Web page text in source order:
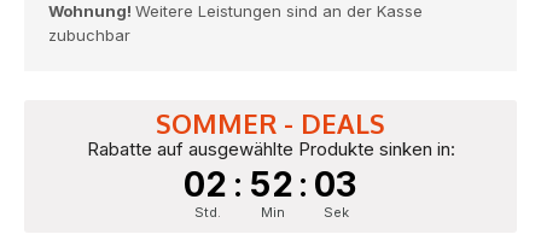
Wohnung! Weitere Leistungen sind an der Kasse
zubuchbar
SOMMER - DEALS
Rabatte auf ausgewählte Produkte sinken in:
02 : 52 : 02
Std. Min Sek